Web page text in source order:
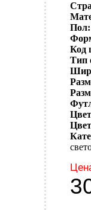
Пол:
Код
Тип